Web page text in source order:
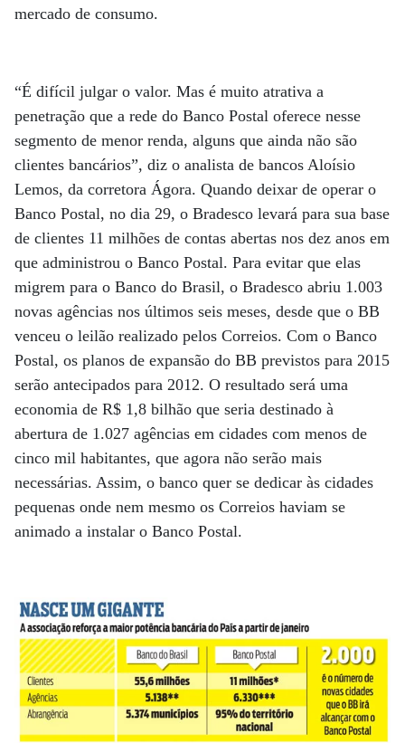
mercado de consumo.
“É difícil julgar o valor. Mas é muito atrativa a
penetração que a rede do Banco Postal oferece nesse
segmento de menor renda, alguns que ainda não são
clientes bancários”, diz o analista de bancos Aloísio
Lemos, da corretora Ágora. Quando deixar de operar o
Banco Postal, no dia 29, o Bradesco levará para sua base
de clientes 11 milhões de contas abertas nos dez anos em
que administrou o Banco Postal. Para evitar que elas
migrem para o Banco do Brasil, o Bradesco abriu 1.003
novas agências nos últimos seis meses, desde que o BB
venceu o leilão realizado pelos Correios. Com o Banco
Postal, os planos de expansão do BB previstos para 2015
serão antecipados para 2012. O resultado será uma
economia de R$ 1,8 bilhão que seria destinado à
abertura de 1.027 agências em cidades com menos de
cinco mil habitantes, que agora não serão mais
necessárias. Assim, o banco quer se dedicar às cidades
pequenas onde nem mesmo os Correios haviam se
animado a instalar o Banco Postal.